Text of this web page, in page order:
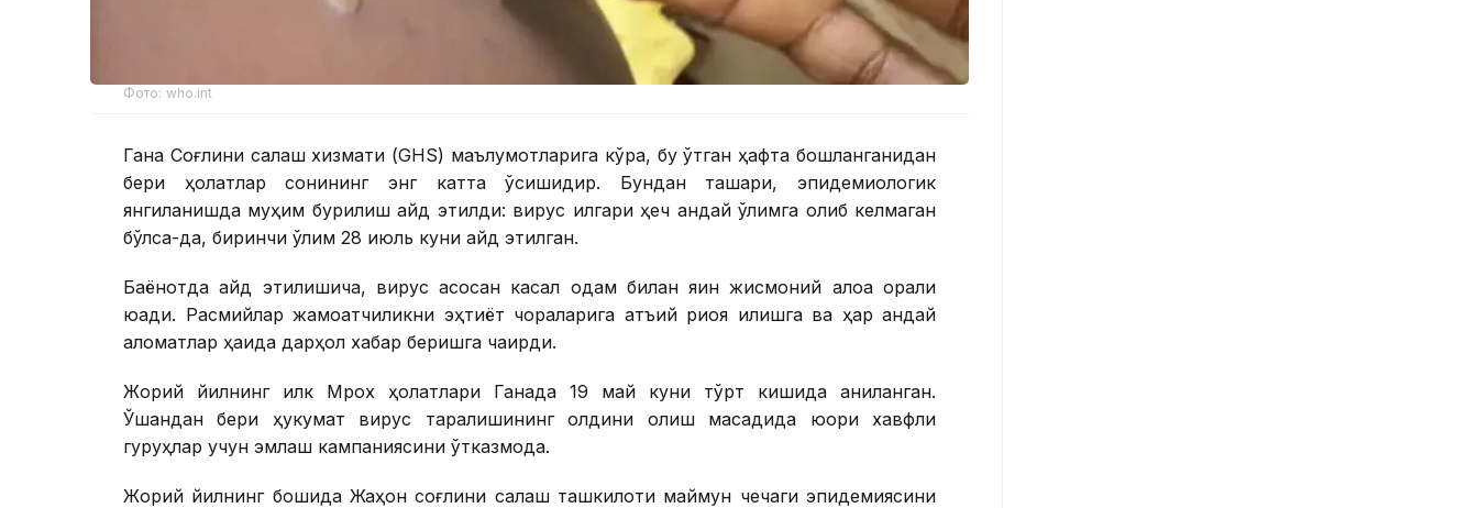
Фото: who.int
Гана Соғлиқни сақлаш хизмати (GHS) маълумотларига кўра, бу ўтган ҳафта бошланганидан
бери ҳолатлар сонининг энг катта ўсишидир. Бундан ташқари, эпидемиологик
янгиланишда муҳим бурилиш қайд этилди: вирус илгари ҳеч қандай ўлимга олиб келмаган
бўлса-да, биринчи ўлим 28 июль куни қайд этилган.
Баёнотда қайд этилишича, вирус асосан касал одам билан яқин жисмоний алоқа орқали
юқади. Расмийлар жамоатчиликни эҳтиёт чораларига қатъий риоя қилишга ва ҳар қандай
аломатлар ҳақида дарҳол хабар беришга чақирди.
Жорий йилнинг илк Мрох ҳолатлари Ганада 19 май куни тўрт кишида аниқланган.
Ўшандан бери ҳукумат вирус тарқалишининг олдини олиш мақсадида юқори хавфли
гуруҳлар учун эмлаш кампаниясини ўтказмоқда.
Жорий йилнинг бошида Жаҳон соғлиқни сақлаш ташкилоти маймун чечаги эпидемиясини